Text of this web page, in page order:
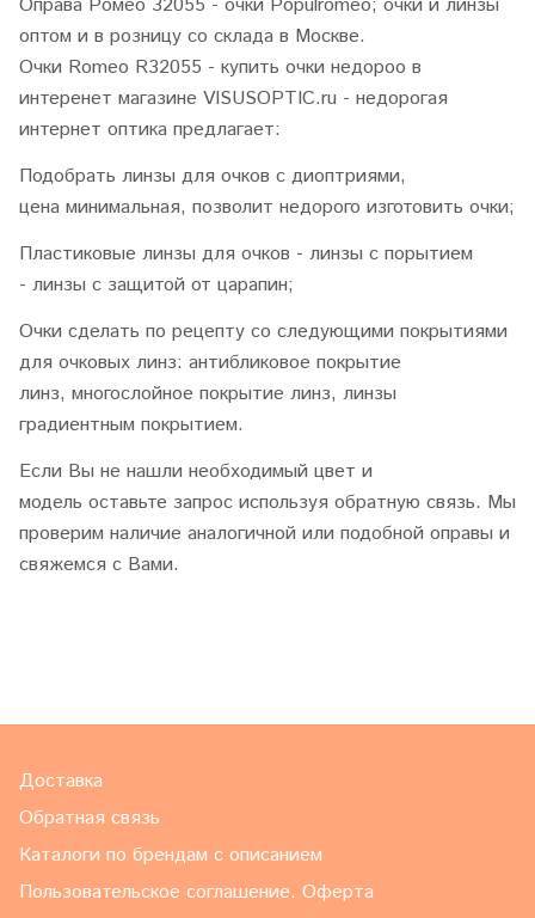
оптом и в розницу со склада в Москве.
Очки Romeo R32055 - купить очки недороо в
интеренет магазине VISUSOPTIC.ru - недорогая
интернет оптика предлагает:
Подобрать линзы для очков с диоптриями,
цена минимальная, позволит недорого изготовить очки;
Пластиковые линзы для очков - линзы с порытием
- линзы с защитой от царапин;
Очки сделать по рецепту со следующими покрытиями
для очковых линз: антибликовое покрытие
линз, многослойное покрытие линз, линзы
градиентным покрытием.
Если Вы не нашли необходимый цвет и
модель оставьте запрос используя обратную связь. Мы
проверим наличие аналогичной или подобной оправы и
свяжемся с Вами.
Доставка
Обратная связь
Каталоги по брендам с описанием
Пользовательское соглашение. Оферта